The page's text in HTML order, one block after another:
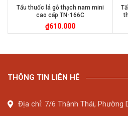
Tẩu thuốc lá gỗ thạch nam mini
cao cấp TN-166C
₫610.000
THÔNG TIN LIÊN HÊ
Địa chỉ: 7/6 Thành Thái, Phường